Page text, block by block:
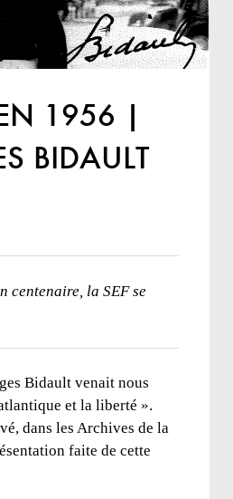
1956 |
BIDAULT
centenaire, la SEF se
Bidault venait nous
et la liberté ».
dans les Archives de la
faite de cette